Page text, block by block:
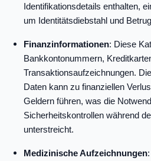
Identifikationsdetails enthalten,
um Identitätsdiebstahl und
Finanzinformationen: Diese
Bankkontonummern,
Transaktionsaufzeichnungen.
Daten kann zu finanziellen
Geldern führen, was die
Sicherheitskontrollen während
unterstreicht.
Medizinische Aufzeichnungen